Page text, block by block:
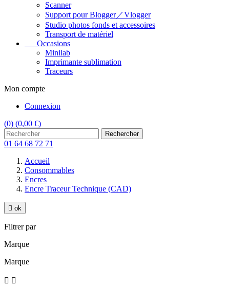
Scanner
Support pour Blogger／Vlogger
Studio photos fonds et accessoires
Transport de matériel
Occasions
Minilab
Imprimante sublimation
Traceurs
Mon compte
Connexion
(0) (0,00 €)
Rechercher
01 64 68 72 71
Accueil
Consommables
Encres
Encre Traceur Technique (CAD)
 ok
Filtrer par
Marque
Marque
 